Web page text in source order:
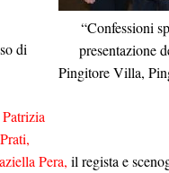
“Confessioni
presentazione
Pingitore Villa,
di
Pera, il regista e